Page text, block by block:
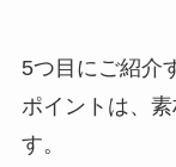
5つ目にご紹介
ポイントは、
す。